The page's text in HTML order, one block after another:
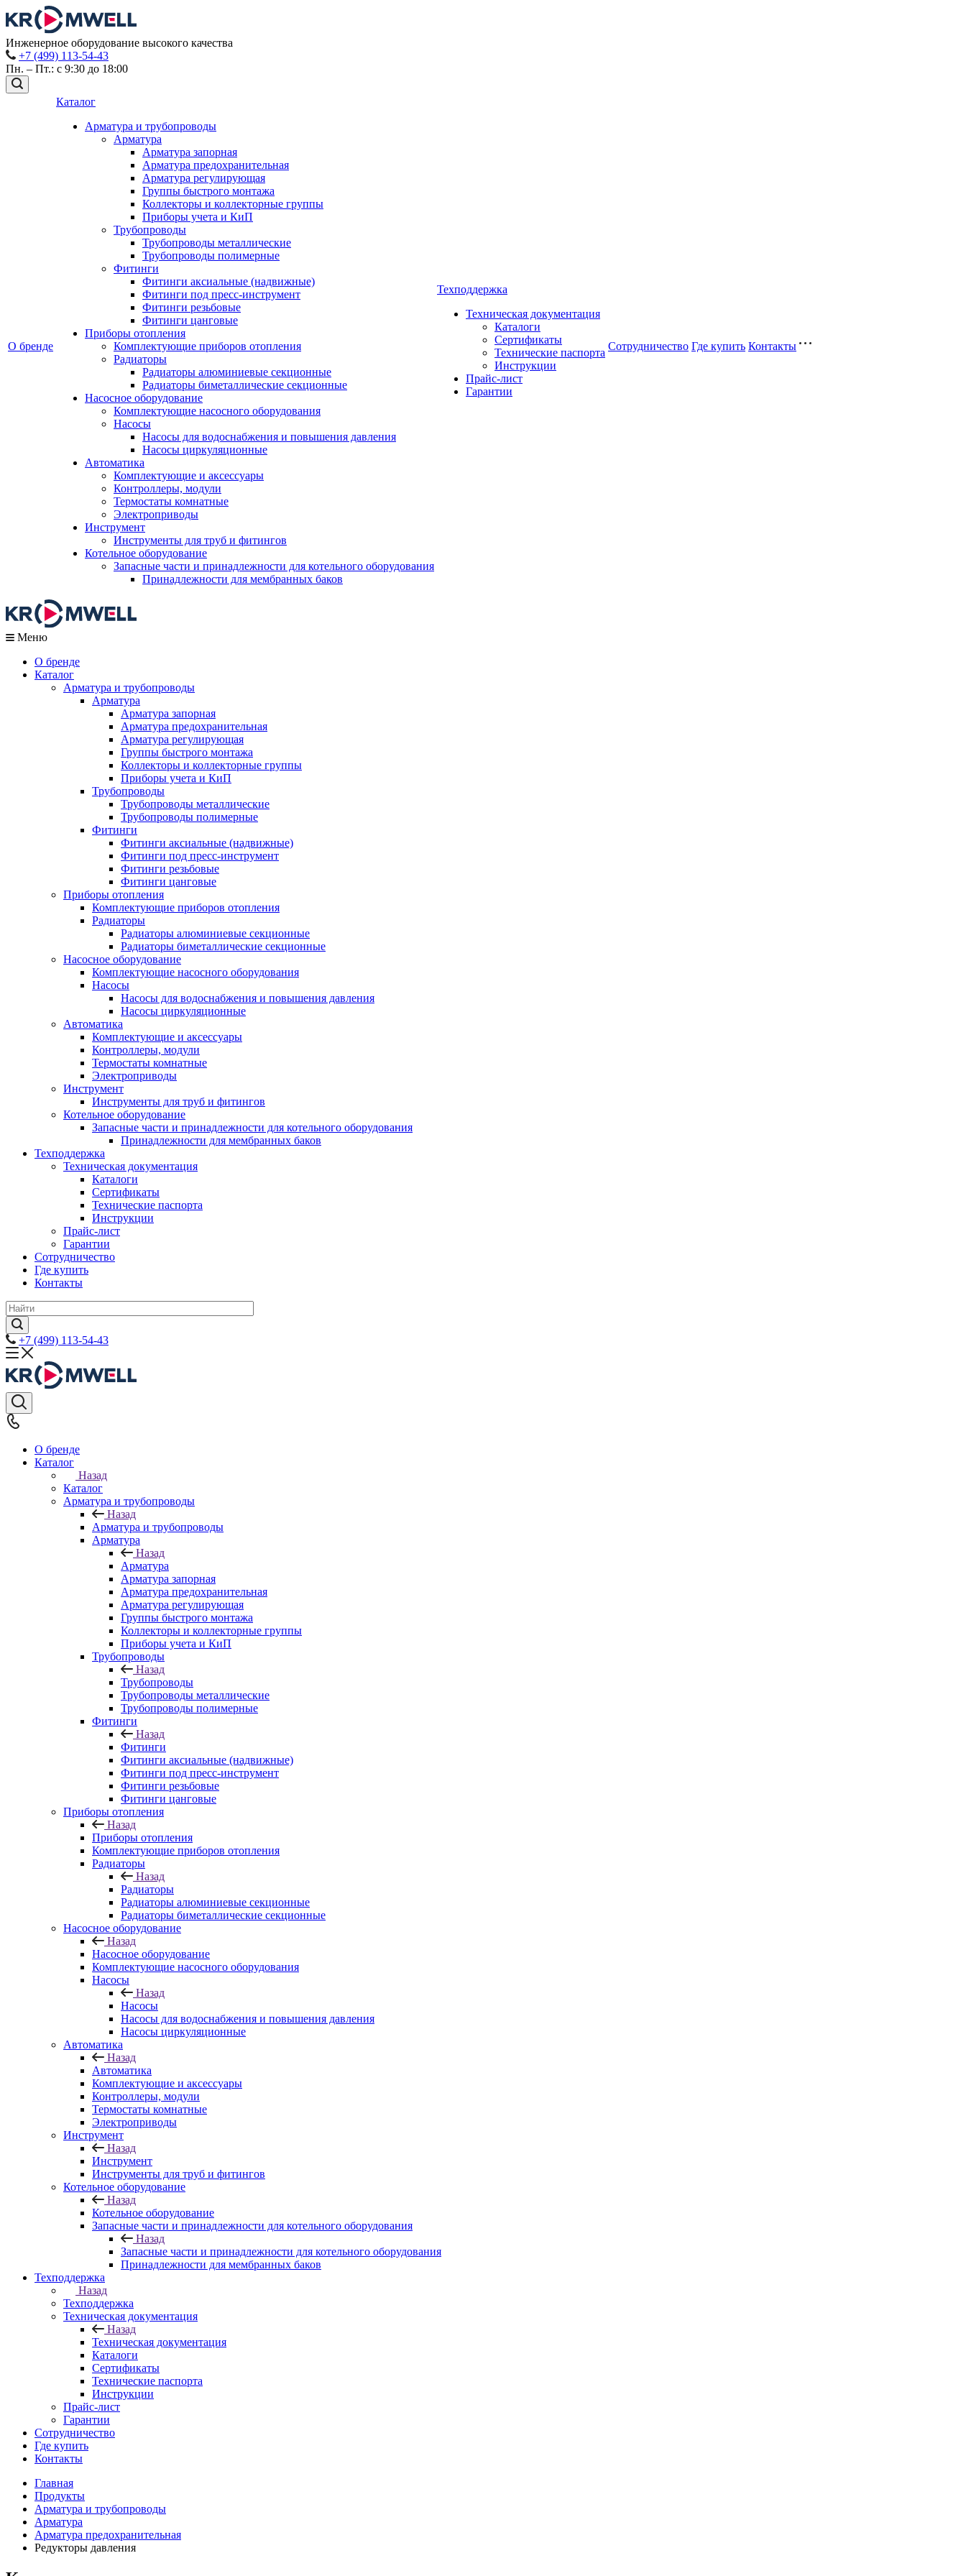
Инженерное оборудование высокого качества
+7 (499) 113-54-43
Пн. – Пт.: с 9:30 до 18:00
О бренде
Каталог
Арматура и трубопроводы
Арматура
Арматура запорная
Арматура предохранительная
Арматура регулирующая
Группы быстрого монтажа
Коллекторы и коллекторные группы
Приборы учета и КиП
Трубопроводы
Трубопроводы металлические
Трубопроводы полимерные
Фитинги
Фитинги аксиальные (надвижные)
Фитинги под пресс-инструмент
Фитинги резьбовые
Фитинги цанговые
Приборы отопления
Комплектующие приборов отопления
Радиаторы
Радиаторы алюминиевые секционные
Радиаторы биметаллические секционные
Насосное оборудование
Комплектующие насосного оборудования
Насосы
Насосы для водоснабжения и повышения давления
Насосы циркуляционные
Автоматика
Комплектующие и аксессуары
Контроллеры, модули
Термостаты комнатные
Электроприводы
Инструмент
Инструменты для труб и фитингов
Котельное оборудование
Запасные части и принадлежности для котельного оборудования
Принадлежности для мембранных баков
Техподдержка
Техническая документация
Каталоги
Сертификаты
Технические паспорта
Инструкции
Прайс-лист
Гарантии
Сотрудничество Где купить Контакты
Меню
О бренде
Каталог
Арматура и трубопроводы
Арматура
Арматура запорная
Арматура предохранительная
Арматура регулирующая
Группы быстрого монтажа
Коллекторы и коллекторные группы
Приборы учета и КиП
Трубопроводы
Трубопроводы металлические
Трубопроводы полимерные
Фитинги
Фитинги аксиальные (надвижные)
Фитинги под пресс-инструмент
Фитинги резьбовые
Фитинги цанговые
Приборы отопления
Комплектующие приборов отопления
Радиаторы
Радиаторы алюминиевые секционные
Радиаторы биметаллические секционные
Насосное оборудование
Комплектующие насосного оборудования
Насосы
Насосы для водоснабжения и повышения давления
Насосы циркуляционные
Автоматика
Комплектующие и аксессуары
Контроллеры, модули
Термостаты комнатные
Электроприводы
Инструмент
Инструменты для труб и фитингов
Котельное оборудование
Запасные части и принадлежности для котельного оборудования
Принадлежности для мембранных баков
Техподдержка
Техническая документация
Каталоги
Сертификаты
Технические паспорта
Инструкции
Прайс-лист
Гарантии
Сотрудничество
Где купить
Контакты
+7 (499) 113-54-43
О бренде
Каталог
Назад
Каталог
Арматура и трубопроводы
Назад
Арматура и трубопроводы
Арматура
Назад
Арматура
Арматура запорная
Арматура предохранительная
Арматура регулирующая
Группы быстрого монтажа
Коллекторы и коллекторные группы
Приборы учета и КиП
Трубопроводы
Назад
Трубопроводы
Трубопроводы металлические
Трубопроводы полимерные
Фитинги
Назад
Фитинги
Фитинги аксиальные (надвижные)
Фитинги под пресс-инструмент
Фитинги резьбовые
Фитинги цанговые
Приборы отопления
Назад
Приборы отопления
Комплектующие приборов отопления
Радиаторы
Назад
Радиаторы
Радиаторы алюминиевые секционные
Радиаторы биметаллические секционные
Насосное оборудование
Назад
Насосное оборудование
Комплектующие насосного оборудования
Насосы
Назад
Насосы
Насосы для водоснабжения и повышения давления
Насосы циркуляционные
Автоматика
Назад
Автоматика
Комплектующие и аксессуары
Контроллеры, модули
Термостаты комнатные
Электроприводы
Инструмент
Назад
Инструмент
Инструменты для труб и фитингов
Котельное оборудование
Назад
Котельное оборудование
Запасные части и принадлежности для котельного оборудования
Назад
Запасные части и принадлежности для котельного оборудования
Принадлежности для мембранных баков
Техподдержка
Назад
Техподдержка
Техническая документация
Назад
Техническая документация
Каталоги
Сертификаты
Технические паспорта
Инструкции
Прайс-лист
Гарантии
Сотрудничество
Где купить
Контакты
Главная
Продукты
Арматура и трубопроводы
Арматура
Арматура предохранительная
Редукторы давления